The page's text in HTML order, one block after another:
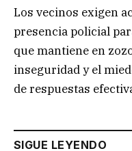
Los vecinos exigen
presencia policial
que mantiene en
inseguridad y el
de respuestas
SIGUE LEYENDO